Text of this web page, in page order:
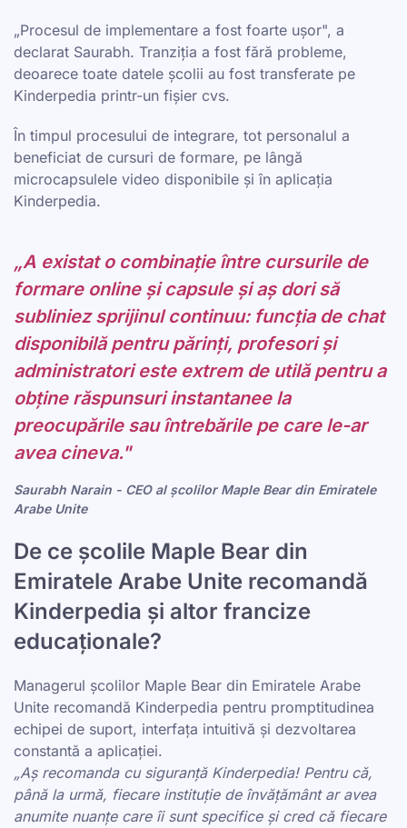
„Procesul de implementare a fost foarte ușor", a
declarat Saurabh. Tranziția a fost fără probleme,
deoarece toate datele școlii au fost transferate pe
Kinderpedia printr-un fișier cvs.
În timpul procesului de integrare, tot personalul a
beneficiat de cursuri de formare, pe lângă
microcapsulele video disponibile și în aplicația
Kinderpedia.
„A existat o combinație între cursurile de
formare online și capsule și aș dori să
subliniez sprijinul continuu: funcția de chat
disponibilă pentru părinți, profesori și
administratori este extrem de utilă pentru a
obține răspunsuri instantanee la
preocupările sau întrebările pe care le-ar
avea cineva."
Saurabh Narain - CEO al școlilor Maple Bear din Emiratele
Arabe Unite
De ce școlile Maple Bear din
Emiratele Arabe Unite recomandă
Kinderpedia și altor francize
educaționale?
Managerul școlilor Maple Bear din Emiratele Arabe
Unite recomandă Kinderpedia pentru promptitudinea
echipei de suport, interfața intuitivă și dezvoltarea
constantă a aplicației.
„Aș recomanda cu siguranță Kinderpedia! Pentru că,
până la urmă, fiecare instituție de învățământ ar avea
anumite nuanțe care îi sunt specifice și cred că fiecare